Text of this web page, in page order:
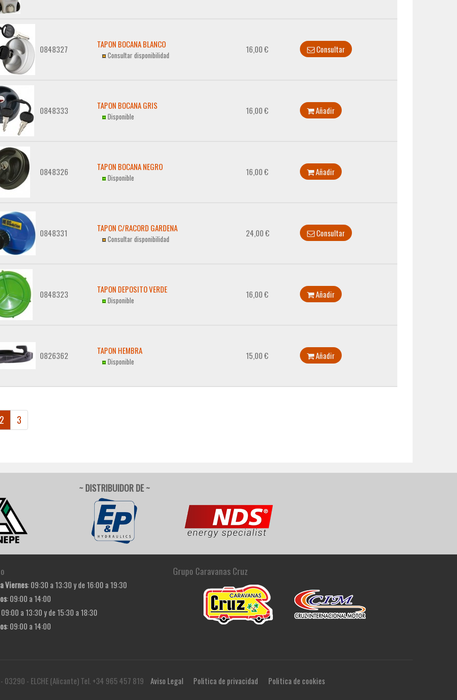
0848327 TAPON BOCANA BLANCO
Consultar disponibilidad
16,00 € Consultar
0848333 TAPON BOCANA GRIS
Disponible
16,00 € Añadir
0848326 TAPON BOCANA NEGRO
Disponible
16,00 € Añadir
0848331 TAPON C/RACORD GARDENA
Consultar disponibilidad
24,00 € Consultar
0848323 TAPON DEPOSITO VERDE
Disponible
16,00 € Añadir
0826362 TAPON HEMBRA
Disponible
15,00 € Añadir
2 3
~ DISTRIBUIDOR DE ~
Viernes: 09:30 a 13:30 y de 16:00 a 19:30
: 09:00 a 14:00
a 13:30 y de 15:30 a 18:30
: 09:00 a 14:00
Grupo Caravanas Cruz
03290 - ELCHE (Alicante) Tel. +34 965 457 819 Aviso Legal Politica de privacidad Politica de cookies